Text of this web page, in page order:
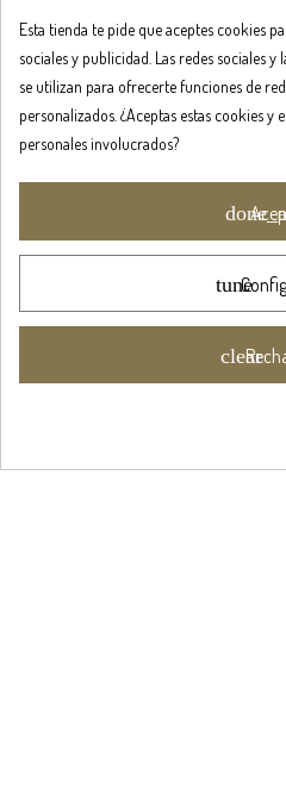
Esta tienda te pide que aceptes cookies
sociales y publicidad. Las redes sociales
se utilizan para ofrecerte funciones de
personalizados. ¿Aceptas estas cookies y
personales involucrados?
tune
clear